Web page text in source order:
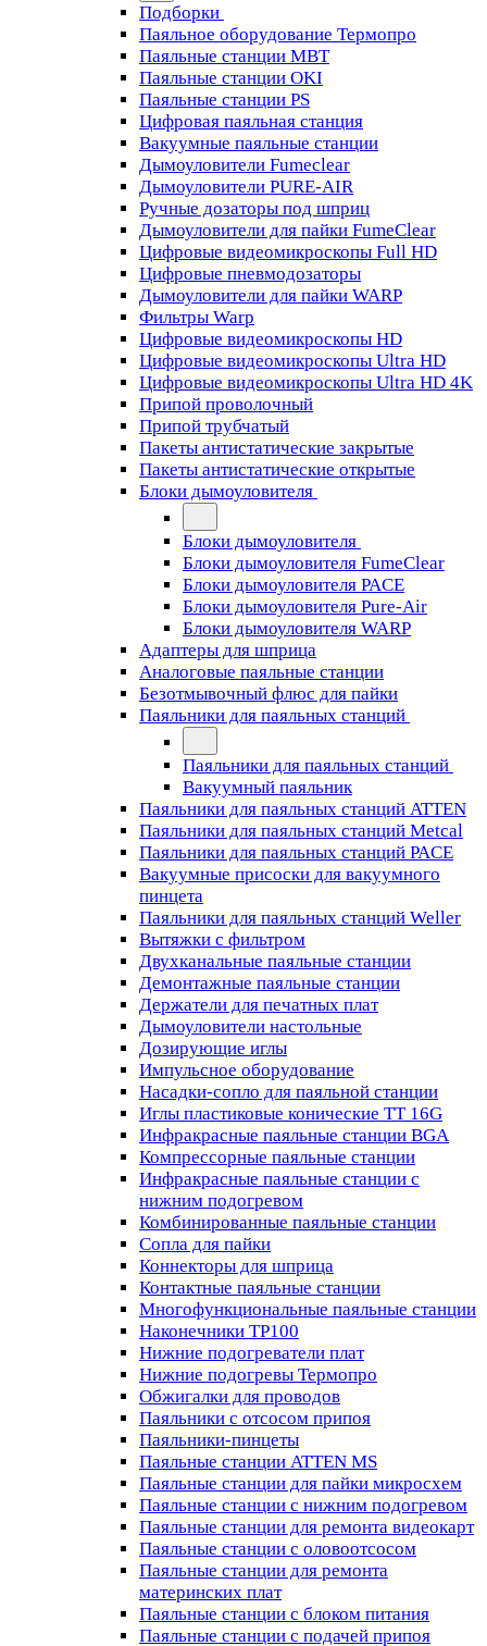
Подборки
Паяльное оборудование Термопро
Паяльные станции MBT
Паяльные станции OKI
Паяльные станции PS
Цифровая паяльная станция
Вакуумные паяльные станции
Дымоуловители Fumeclear
Дымоуловители PURE-AIR
Ручные дозаторы под шприц
Дымоуловители для пайки FumeClear
Цифровые видеомикроскопы Full HD
Цифровые пневмодозаторы
Дымоуловители для пайки WARP
Фильтры Warp
Цифровые видеомикроскопы HD
Цифровые видеомикроскопы Ultra HD
Цифровые видеомикроскопы Ultra HD 4K
Припой проволочный
Припой трубчатый
Пакеты антистатические закрытые
Пакеты антистатические открытые
Блоки дымоуловителя
Блоки дымоуловителя
Блоки дымоуловителя FumeClear
Блоки дымоуловителя PACE
Блоки дымоуловителя Pure-Air
Блоки дымоуловителя WARP
Адаптеры для шприца
Аналоговые паяльные станции
Безотмывочный флюс для пайки
Паяльники для паяльных станций
Паяльники для паяльных станций
Вакуумный паяльник
Паяльники для паяльных станций ATTEN
Паяльники для паяльных станций Metcal
Паяльники для паяльных станций PACE
Вакуумные присоски для вакуумного
пинцета
Паяльники для паяльных станций Weller
Вытяжки с фильтром
Двухканальные паяльные станции
Демонтажные паяльные станции
Держатели для печатных плат
Дымоуловители настольные
Дозирующие иглы
Импульсное оборудование
Насадки-сопло для паяльной станции
Иглы пластиковые конические TT 16G
Инфракрасные паяльные станции BGA
Компрессорные паяльные станции
Инфракрасные паяльные станции с
нижним подогревом
Комбинированные паяльные станции
Сопла для пайки
Коннекторы для шприца
Контактные паяльные станции
Многофункциональные паяльные станции
Наконечники TP100
Нижние подогреватели плат
Нижние подогревы Термопро
Обжигалки для проводов
Паяльники с отсосом припоя
Паяльники-пинцеты
Паяльные станции ATTEN MS
Паяльные станции для пайки микросхем
Паяльные станции с нижним подогревом
Паяльные станции для ремонта видеокарт
Паяльные станции с оловоотсосом
Паяльные станции для ремонта
материнских плат
Паяльные станции с блоком питания
Паяльные станции с подачей припоя